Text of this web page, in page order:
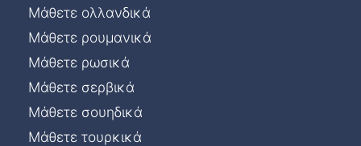
Μάθετε ολλανδικά
Μάθετε ρουμανικά
Μάθετε ρωσικά
Μάθετε σερβικά
Μάθετε σουηδικά
Μάθετε τουρκικά